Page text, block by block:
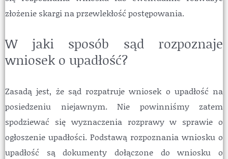
złożenie skargi na przewlekłość postępowania.
W jaki sposób sąd rozpoznaje
wniosek o upadłość?
Zasadą jest, że sąd rozpatruje wniosek o upadłość na
posiedzeniu niejawnym. Nie powinniśmy zatem
spodziewać się wyznaczenia rozprawy w sprawie o
ogłoszenie upadłości. Podstawą rozpoznania wniosku o
upadłość są dokumenty dołączone do wniosku o